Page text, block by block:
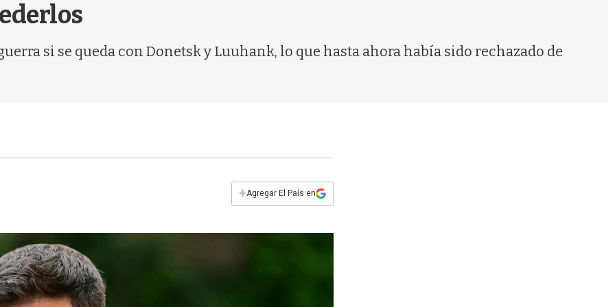
si se queda con Donetsk y Luuhank, lo que hasta ahora había sido rechazado de
+Agregar El País en